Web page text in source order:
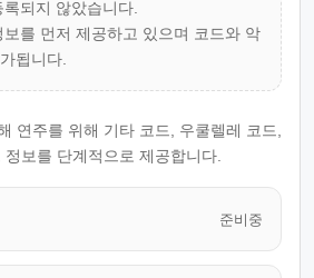
되지 않았습니다.
를 먼저 제공하고 있으며 코드와 악
됩니다.
연주를 위해 기타 코드, 우쿨렐레 코드,
보를 단계적으로 제공합니다.
준비중